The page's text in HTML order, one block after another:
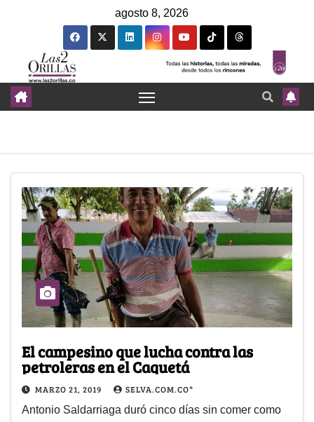
agosto 8, 2026
El campesino que lucha contra las
petroleras en el Caquetá
MARZO 21, 2019 SELVA.COM.CO*
Antonio Saldarriaga duró cinco días sin comer como